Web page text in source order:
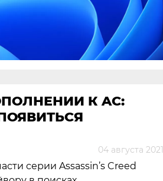
К AC:
04 августа 2021
серии Assassin’s Creed